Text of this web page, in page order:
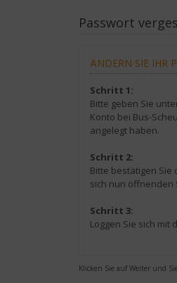
Passwort
ÄNDERN SIE IHR
Schritt 1:
Bitte geben Sie
Konto bei Bus-
angelegt haben.
Schritt 2:
Bitte bestätigen Sie
sich nun öffnenden
Schritt 3:
Loggen Sie sich mit
Klicken Sie auf Weiter und